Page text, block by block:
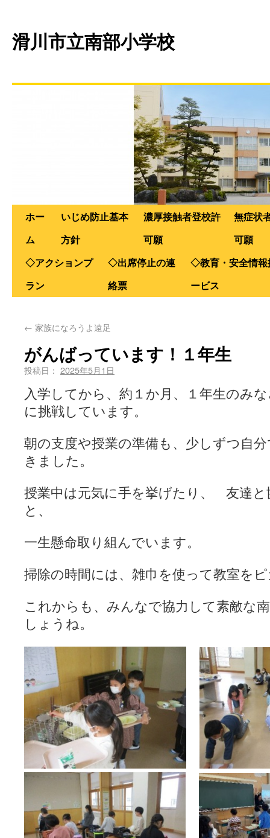
滑川市立南部小学校
ホー
ム
いじめ防止基本
方針
濃厚接触者登校許
可願
無症状
可願
◇アクションプ
ラン
◇出席停止の連
絡票
◇教育・安全情報
ービス
← 家族になろうよ遠足
がんばっています！１年生
投稿日： 2025年5月1日
入学してから、約１か月、１年生のみ
に挑戦しています。
朝の支度や授業の準備も、少しずつ自
きました。
授業中は元気に手を挙げたり、 友達と
と、
一生懸命取り組んでいます。
掃除の時間には、雑巾を使って教室を
これからも、みんなで協力して素敵な
しょうね。